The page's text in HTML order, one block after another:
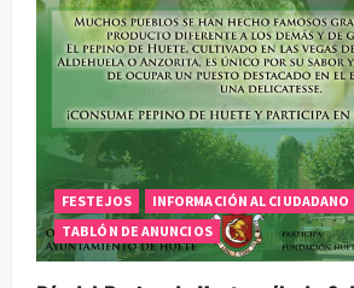
FESTEJOS
INFORMACIÓN AL CIUDADANO
TABLÓN DE ANUNCIOS